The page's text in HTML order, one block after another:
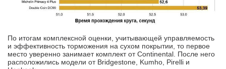
По итогам комплексной оценки, учитывающей управляемость
и эффективность торможения на сухом покрытии, то первое
место уверенно занимает комплект от Continental. После него
расположились модели от Bridgestone, Kumho, Pirelli и